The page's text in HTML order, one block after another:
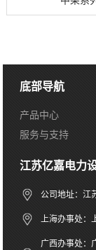
底部导航
产品中心
服务与支持
江苏亿嘉电力
公司地址：江
上海办事处
广西办事处：